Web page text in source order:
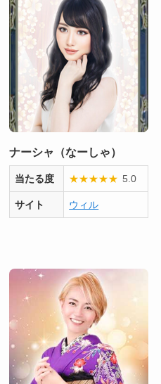
ナーシャ（なーしゃ）
当たる度 ★★★★★ 5.0
サイト ウィル